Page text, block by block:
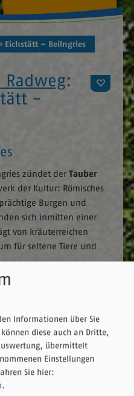
Eichstätt – Beilngries
:
-
zündet der Tauber
der Kultur: Römisches
Burgen und
sich inmitten einer
von kräuterreichen
für seltene Tiere und
Informationen über Sie
diese auch an Dritte,
übermittelt
Einstellungen
Sie hier:
.